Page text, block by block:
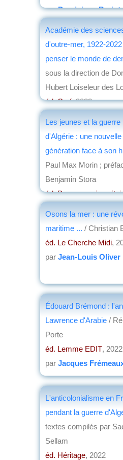
parDominique Barjot
Académie des
d'outre-mer, 1922-2022
penser le monde de
sous la direction de
Hubert Loiseleur des
éd. Cerf, 2022
Les jeunes et la guerre
d'Algérie : une nouvelle
génération face à son
Paul Max Morin ;
Benjamin Stora
éd. Presses
Osons la mer : une
maritime ... / Christian
éd. Le Cherche Midi,
par Jean-Louis Oliver
Édouard Brémond :
Lawrence d'Arabie /
Porte
éd. Lemme EDIT, 2022
par Jacques
L'anticolonialisme en
pendant la guerre
textes compilés par
Sellam
éd. Héritage, 2022